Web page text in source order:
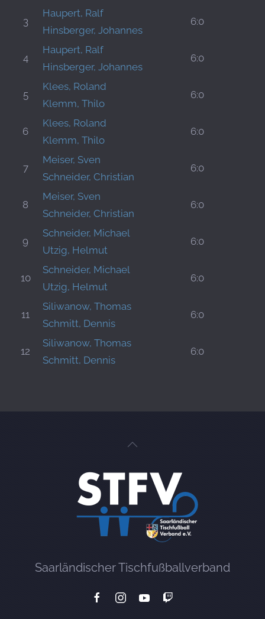
3
Haupert, Ralf
Hinsberger, Johannes
6:0
4
Haupert, Ralf
Hinsberger, Johannes
6:0
5
Klees, Roland
Klemm, Thilo
6:0
6
Klees, Roland
Klemm, Thilo
6:0
7
Meiser, Sven
Schneider, Christian
6:0
8
Meiser, Sven
Schneider, Christian
6:0
9
Schneider, Michael
Utzig, Helmut
6:0
10
Schneider, Michael
Utzig, Helmut
6:0
11
Siliwanow, Thomas
Schmitt, Dennis
6:0
12
Siliwanow, Thomas
Schmitt, Dennis
6:0
Saarländischer Tischfußballverband